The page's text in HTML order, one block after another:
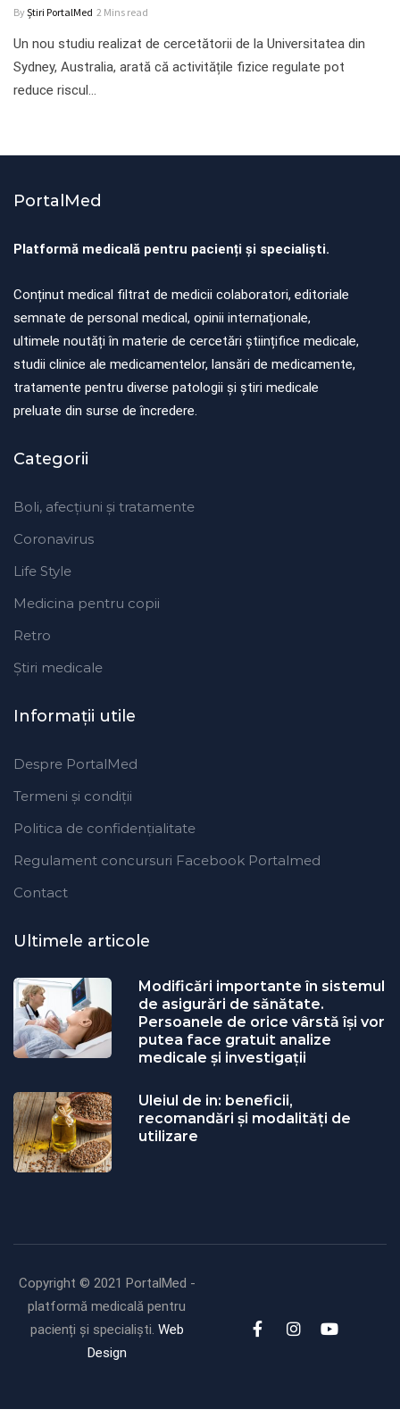
ByȘtiri PortalMed 2 Mins read
Un nou studiu realizat de cercetătorii de la Universitatea din
Sydney, Australia, arată că activitățile fizice regulate pot
reduce riscul…
PortalMed
Platformă medicală pentru pacienți și specialiști.
Conținut medical filtrat de medicii colaboratori, editoriale
semnate de personal medical, opinii internaționale,
ultimele noutăți în materie de cercetări științifice medicale,
studii clinice ale medicamentelor, lansări de medicamente,
tratamente pentru diverse patologii și știri medicale
preluate din surse de încredere.
Categorii
Boli, afecțiuni și tratamente
Coronavirus
Life Style
Medicina pentru copii
Retro
Ştiri medicale
Informaţii utile
Despre PortalMed
Termeni și condiții
Politica de confidențialitate
Regulament concursuri Facebook Portalmed
Contact
Ultimele articole
Modificări importante în sistemul
de asigurări de sănătate.
Persoanele de orice vârstă își vor
putea face gratuit analize
medicale şi investigaţii
Uleiul de in: beneficii,
recomandări și modalități de
utilizare
Copyright © 2021 PortalMed -
platformă medicală pentru
pacienți și specialiști. Web
Design